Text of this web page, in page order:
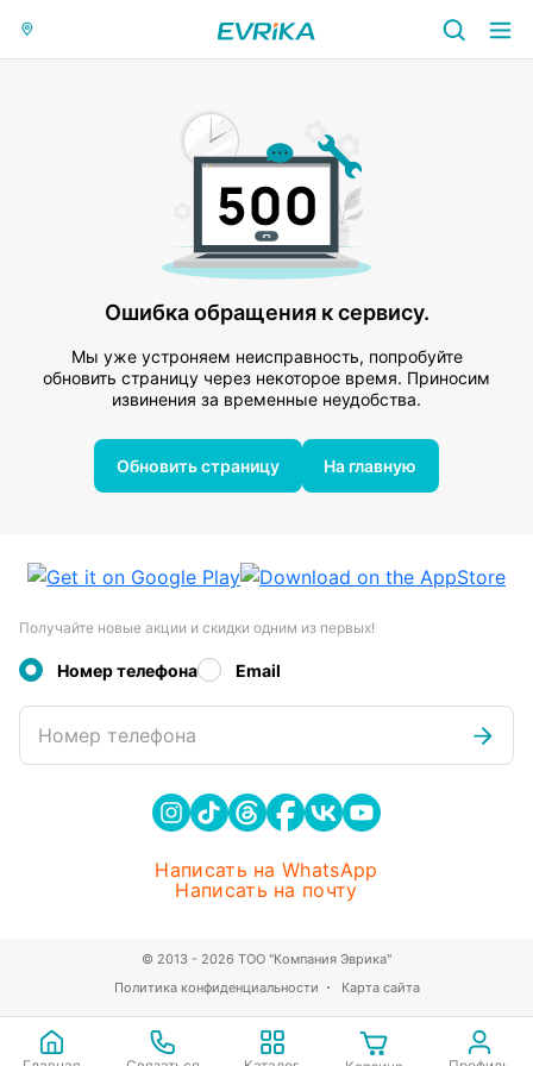
Ошибка обращения к сервису.
Мы уже устроняем неисправность, попробуйте
обновить страницу через некоторое время. Приносим
извинения за временные неудобства.
Обновить страницу На главную
Получайте новые акции и скидки одним из первых!
Номер телефона Email
Номер телефона
Написать на WhatsApp
Написать на почту
Политика конфиденциальности Карта сайта
© 2013 - 2026 ТОО "Компания Эврика"